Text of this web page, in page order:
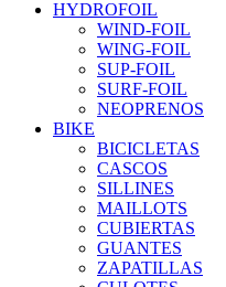
HYDROFOIL
WIND-FOIL
WING-FOIL
SUP-FOIL
SURF-FOIL
NEOPRENOS
BIKE
BICICLETAS
CASCOS
SILLINES
MAILLOTS
CUBIERTAS
GUANTES
ZAPATILLAS